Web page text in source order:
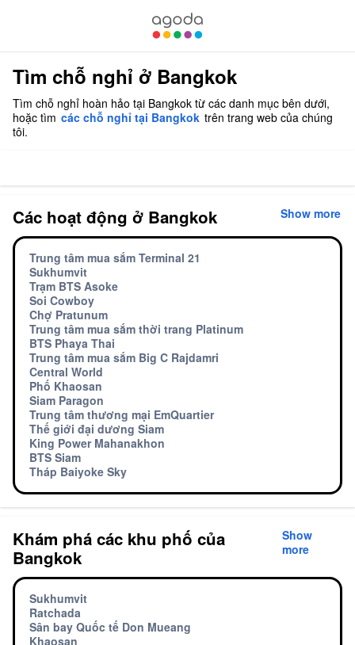
Tìm chỗ nghỉ ở Bangkok
Tìm chỗ nghỉ hoàn hảo tại Bangkok từ các danh mục bên dưới,
hoặc tìm các chỗ nghỉ tại Bangkok trên trang web của chúng
tôi.
Các hoạt động ở Bangkok Show more
Trung tâm mua sắm Terminal 21
Sukhumvit
Trạm BTS Asoke
Soi Cowboy
Chợ Pratunum
Trung tâm mua sắm thời trang Platinum
BTS Phaya Thai
Trung tâm mua sắm Big C Rajdamri
Central World
Phố Khaosan
Siam Paragon
Trung tâm thương mại EmQuartier
Thế giới đại dương Siam
King Power Mahanakhon
BTS Siam
Tháp Baiyoke Sky
Khám phá các khu phố của
Bangkok
Show
more
Sukhumvit
Ratchada
Sân bay Quốc tế Don Mueang
Khaosan